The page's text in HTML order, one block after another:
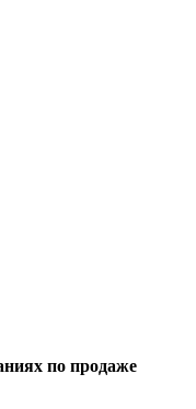
по продаже